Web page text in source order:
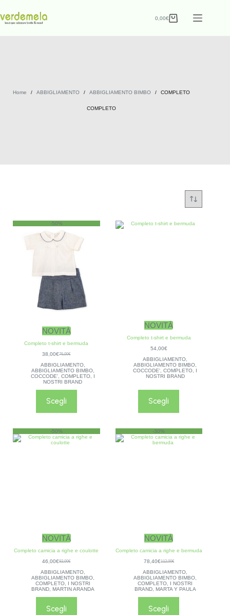
0,00€
Home / ABBIGLIAMENTO / ABBIGLIAMENTO BIMBO / COMPLETO
COMPLETO
-50%
NOVITÀ
Completo t-shirt e bermuda
76,00€
38,00€
ABBIGLIAMENTO,
ABBIGLIAMENTO BIMBO,
COCCODE', COMPLETO,
I
NOSTRI BRAND
Scegli
NOVITÀ
Completo t-shirt e bermuda
54,00€
ABBIGLIAMENTO
ABBIGLIAMENTO BIMBO
COCCODE' ,COMPLETO
I
NOSTRI BRAND
Scegli
-50%
NOVITÀ
Completo camicia a righe e coulotte
92,00€
46,00€
ABBIGLIAMENTO,
ABBIGLIAMENTO BIMBO,
COMPLETO, I NOSTRI
BRAND, MARTIN ARANDA
Scegli
-30%
NOVITÀ
Completo camicia a righe e bermuda
112,00€
78,40€
ABBIGLIAMENTO,
ABBIGLIAMENTO BIMBO,
COMPLETO, I NOSTRI
BRAND, MARTA Y PAULA
Scegli